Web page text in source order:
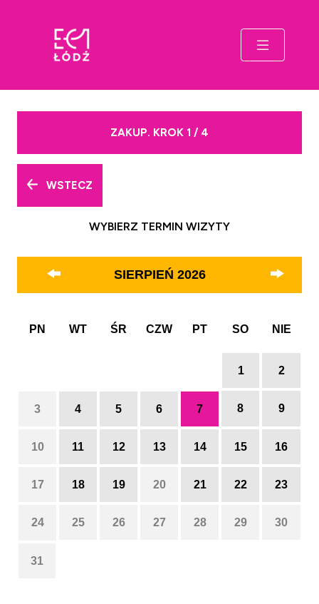
WSTECZ
ZAKUP. KROK 1 / 4
WYBIERZ TERMIN WIZYTY
SIERPIEŃ 2026
PN WT ŚR CZW PT SO NIE
1 2
3 4 5 6 7 8 9
10 11 12 13 14 15 16
17 18 19 20 21 22 23
24 25 26 27 28 29 30
31